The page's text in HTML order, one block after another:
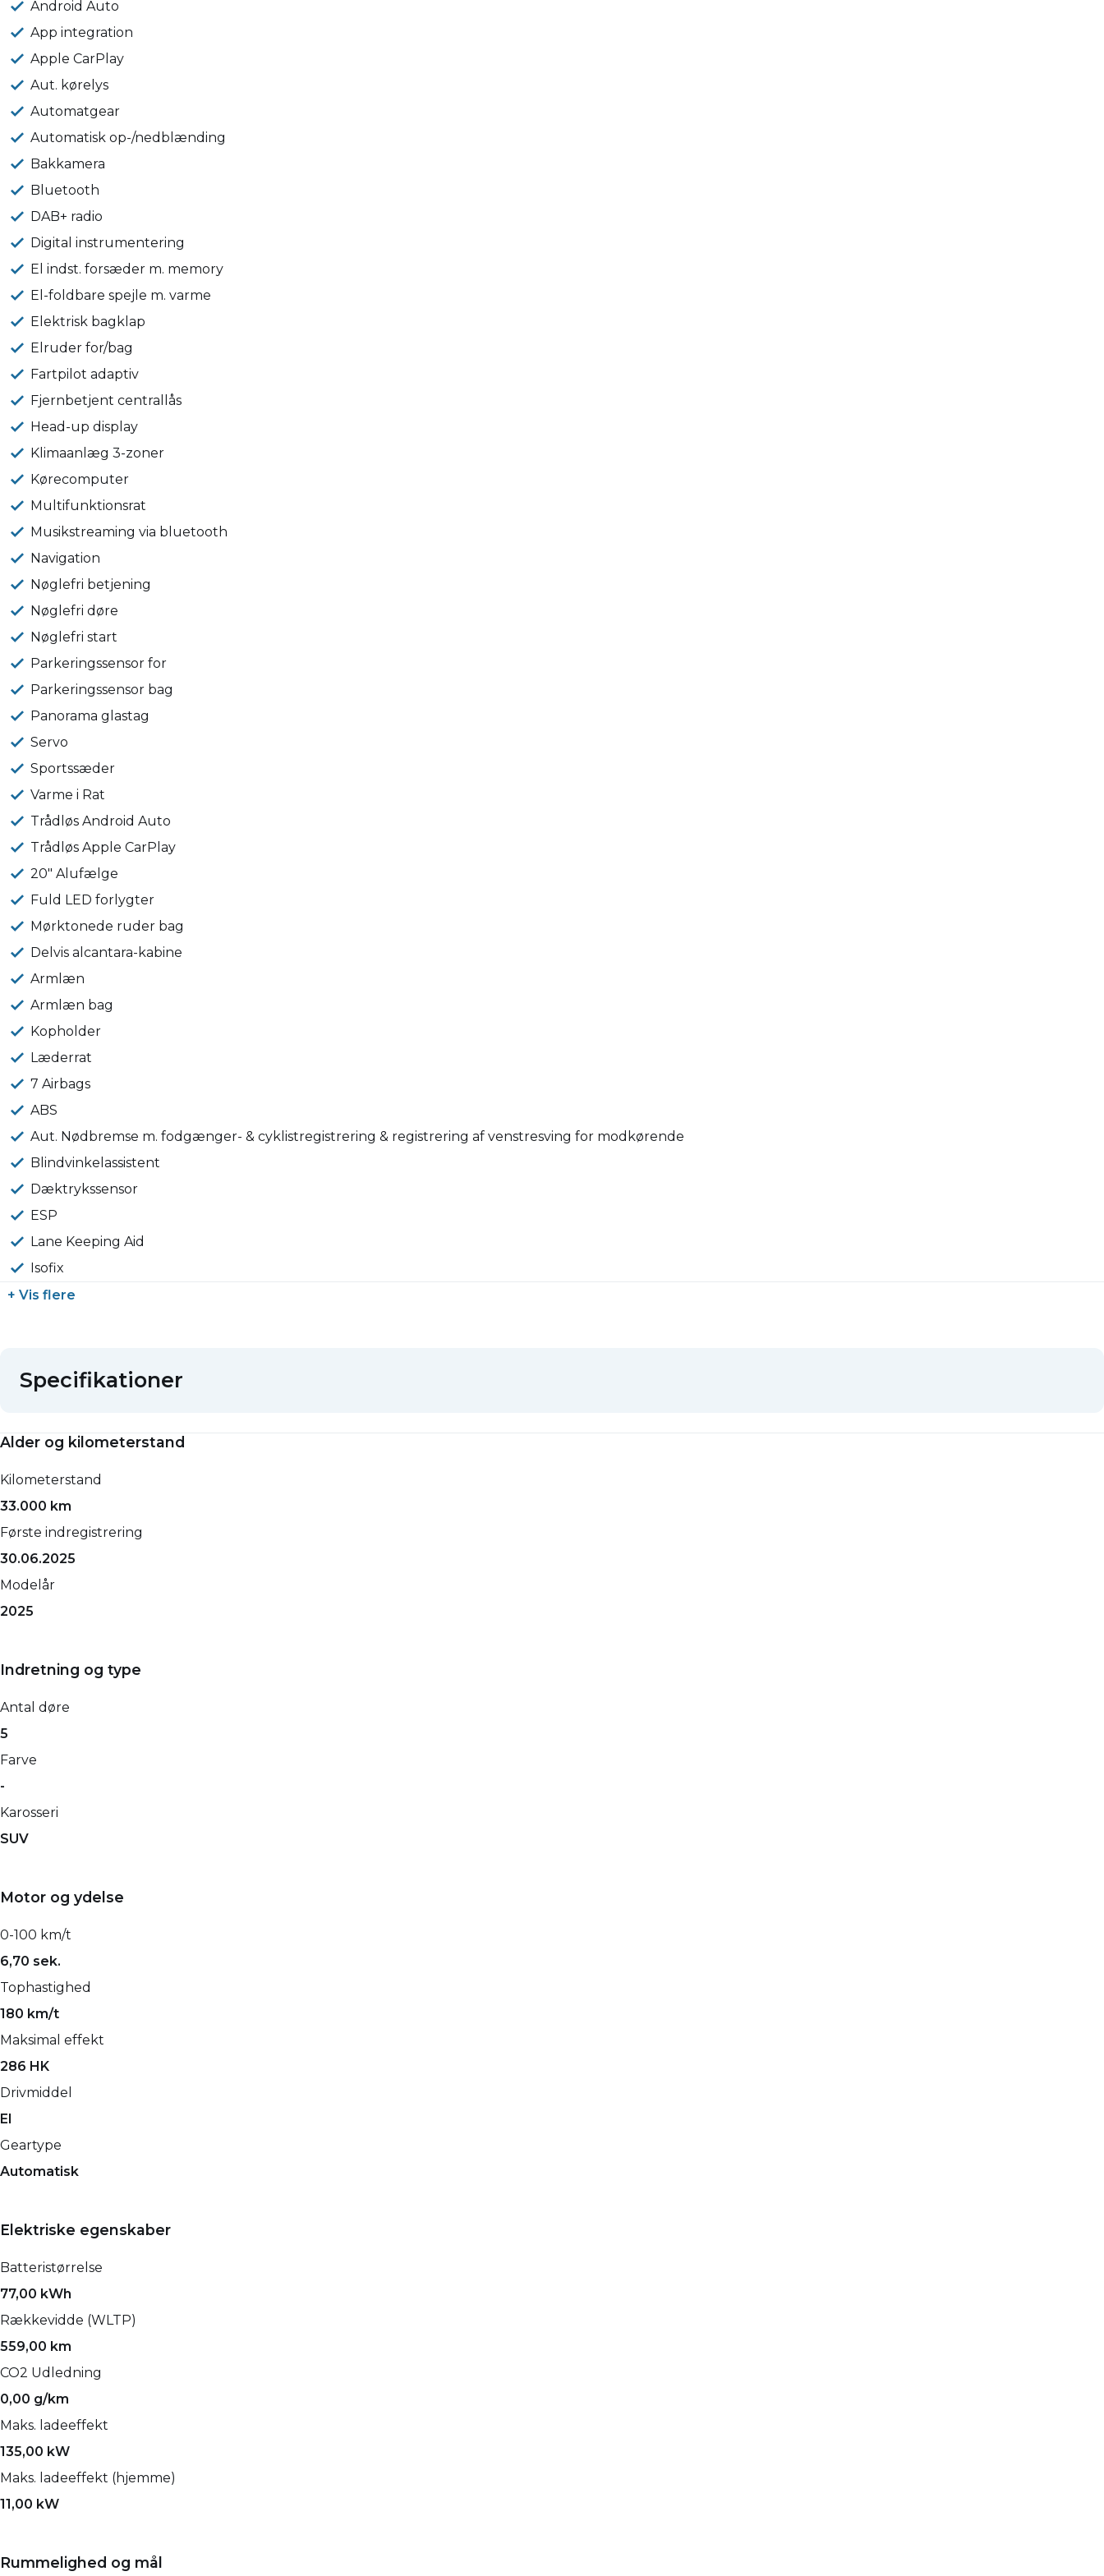
Android Auto
App integration
Apple CarPlay
Aut. kørelys
Automatgear
Automatisk op-/nedblænding
Bakkamera
Bluetooth
DAB+ radio
Digital instrumentering
El indst. forsæder m. memory
El-foldbare spejle m. varme
Elektrisk bagklap
Elruder for/bag
Fartpilot adaptiv
Fjernbetjent centrallås
Head-up display
Klimaanlæg 3-zoner
Kørecomputer
Multifunktionsrat
Musikstreaming via bluetooth
Navigation
Nøglefri betjening
Nøglefri døre
Nøglefri start
Parkeringssensor for
Parkeringssensor bag
Panorama glastag
Servo
Sportssæder
Varme i Rat
Trådløs Android Auto
Trådløs Apple CarPlay
20" Alufælge
Fuld LED forlygter
Mørktonede ruder bag
Delvis alcantara-kabine
Armlæn
Armlæn bag
Kopholder
Læderrat
7 Airbags
ABS
Aut. Nødbremse m. fodgænger- & cyklistregistrering & registrering af venstresving for modkørende
Blindvinkelassistent
Dæktrykssensor
ESP
Lane Keeping Aid
Isofix
+ Vis flere
Specifikationer
Alder og kilometerstand
Kilometerstand
33.000 km
Første indregistrering
30.06.2025
Modelår
2025
Indretning og type
Antal døre
5
Farve
-
Karosseri
SUV
Motor og ydelse
0-100 km/t
6,70 sek.
Tophastighed
180 km/t
Maksimal effekt
286 HK
Drivmiddel
El
Geartype
Automatisk
Elektriske egenskaber
Batteristørrelse
77,00 kWh
Rækkevidde (WLTP)
559,00 km
CO2 Udledning
0,00 g/km
Maks. ladeeffekt
135,00 kW
Maks. ladeeffekt (hjemme)
11,00 kW
Rummelighed og mål